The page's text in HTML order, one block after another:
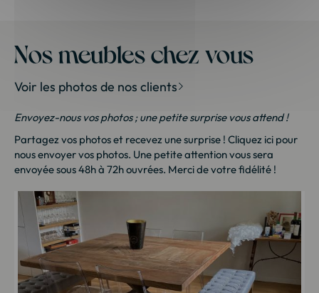
Nos meubles chez vous
Voir les photos de nos clients
Envoyez-nous vos photos ; une petite surprise vous attend !
Partagez vos photos et recevez une surprise ! Cliquez ici pour
nous envoyer vos photos. Une petite attention vous sera
envoyée sous 48h à 72h ouvrées. Merci de votre fidélité !